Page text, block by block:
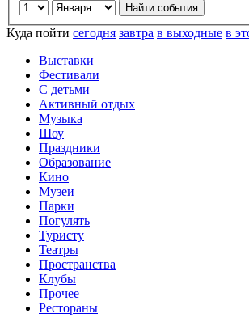
Куда пойти сегодня завтра в выходные в
Выставки
Фестивали
С детьми
Активный отдых
Музыка
Шоу
Праздники
Образование
Кино
Музеи
Парки
Погулять
Туристу
Театры
Пространства
Клубы
Прочее
Рестораны